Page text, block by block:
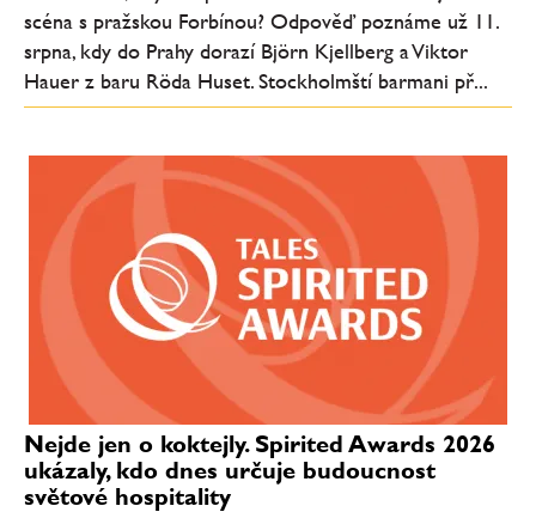
scéna s pražskou Forbínou? Odpověď poznáme už 11.
srpna, kdy do Prahy dorazí Björn Kjellberg a Viktor
Hauer z baru Röda Huset. Stockholmští barmani př...
Nejde jen o koktejly. Spirited Awards 2026
ukázaly, kdo dnes určuje budoucnost
světové hospitality